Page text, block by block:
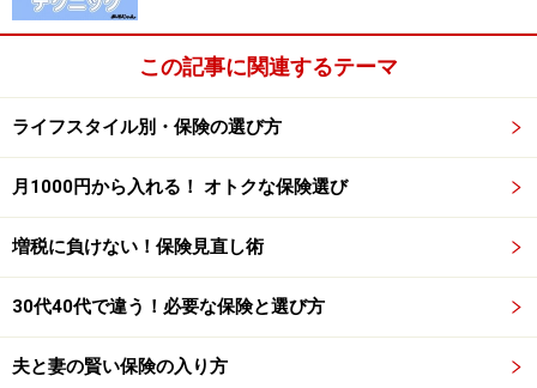
いません。
ど、保険はできるだけ現状維持を心掛けてください。病
気が治ってもしばらくは保険に入れなくなるからです。
特に、医療保障は大事にして。
ライフネット生命「かぞくへの保険」では、死亡保険金2000
万円で、35歳男性なら4906円
この記事に関連するテーマ
ライフスタイル別・保険の選び方
月1000円から入れる！ オトクな保険選び
増税に負けない！保険見直し術
30代40代で違う！必要な保険と選び方
夫と妻の賢い保険の入り方